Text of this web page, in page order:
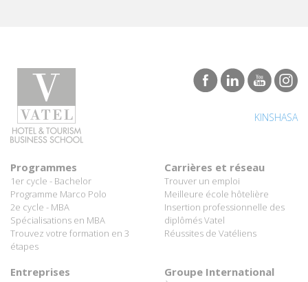
1er cycle - Bachelor
Programme Marco Polo
2e cycle - MBA
Spécialisations en MBA
Trouvez votre formation en 3
étapes
Trouver un emploi
Meilleure école hôtelière
Insertion professionnelle des
diplômés Vatel
Réussites de Vatéliens
Partenaires hôteliers
À propos de Vatel